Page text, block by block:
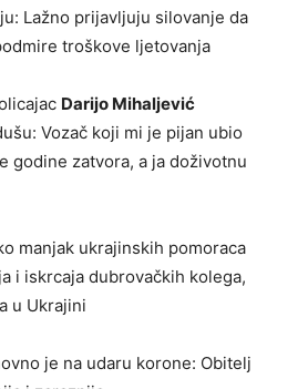
Lažno prijavljuju silovanje da
troškove ljetovanja
Darijo Mihaljević
Vozač koji mi je pijan ubio
godine zatvora, a ja doživotnu
manjak ukrajinskih pomoraca
i iskrcaja dubrovačkih kolega,
u Ukrajini
je na udaru korone: Obitelj